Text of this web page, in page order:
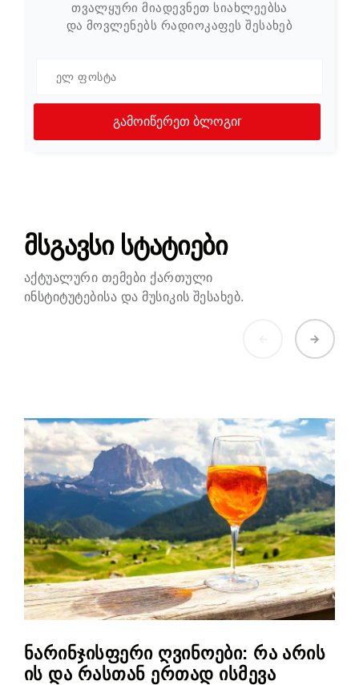
თვალყური მიადევნეთ სიახლეებსა
და მოვლენებს რადიოკაფეს შესახებ
გამოიწერეთ ბლოგიг
მსგავსი სტატიები
აქტუალური თემები ქართული
ინსტიტუტებისა და მუსიკის შესახებ.
ნარინჯისფერი ღვინოები: რა არის
ის და რასთან ერთად ისმევა